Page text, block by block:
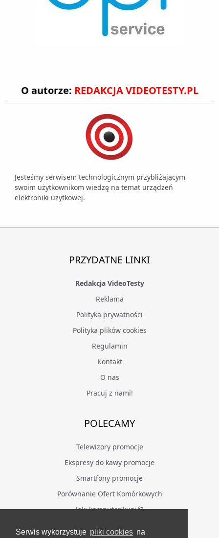
Serwis wykorzystuje pliki cookies na
O autorze: REDAKCJA VIDEOTESTY.PL
Jesteśmy serwisem technologicznym przybliżającym
swoim użytkownikom wiedzę na temat urządzeń
elektroniki użytkowej.
PRZYDATNE LINKI
Redakcja VideoTesty
Reklama
Polityka prywatności
Polityka plików cookies
Regulamin
Kontakt
O nas
Pracuj z nami!
POLECAMY
Telewizory promocje
Ekspresy do kawy promocje
Smartfony promocje
Porównanie Ofert Komórkowych
Jaki komputer kupić?